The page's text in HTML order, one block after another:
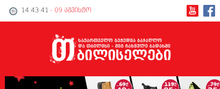
14:43:42 - 09 აგვისტო